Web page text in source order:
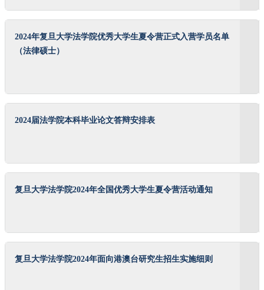
2024年复旦大学法学院优秀大学生夏令营正式入营学员名单
（法律硕士）
2024届法学院本科毕业论文答辩安排表
复旦大学法学院2024年全国优秀大学生夏令营活动通知
复旦大学法学院2024年面向港澳台研究生招生实施细则